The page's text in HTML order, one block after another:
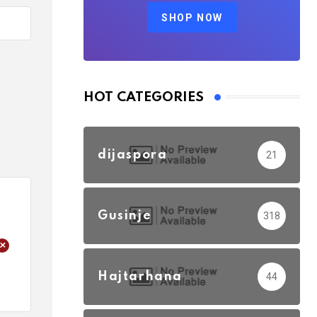
SHOP NOW
HOT CATEGORIES
dijaspora 21
Gusinje 318
Hajtarhana 44